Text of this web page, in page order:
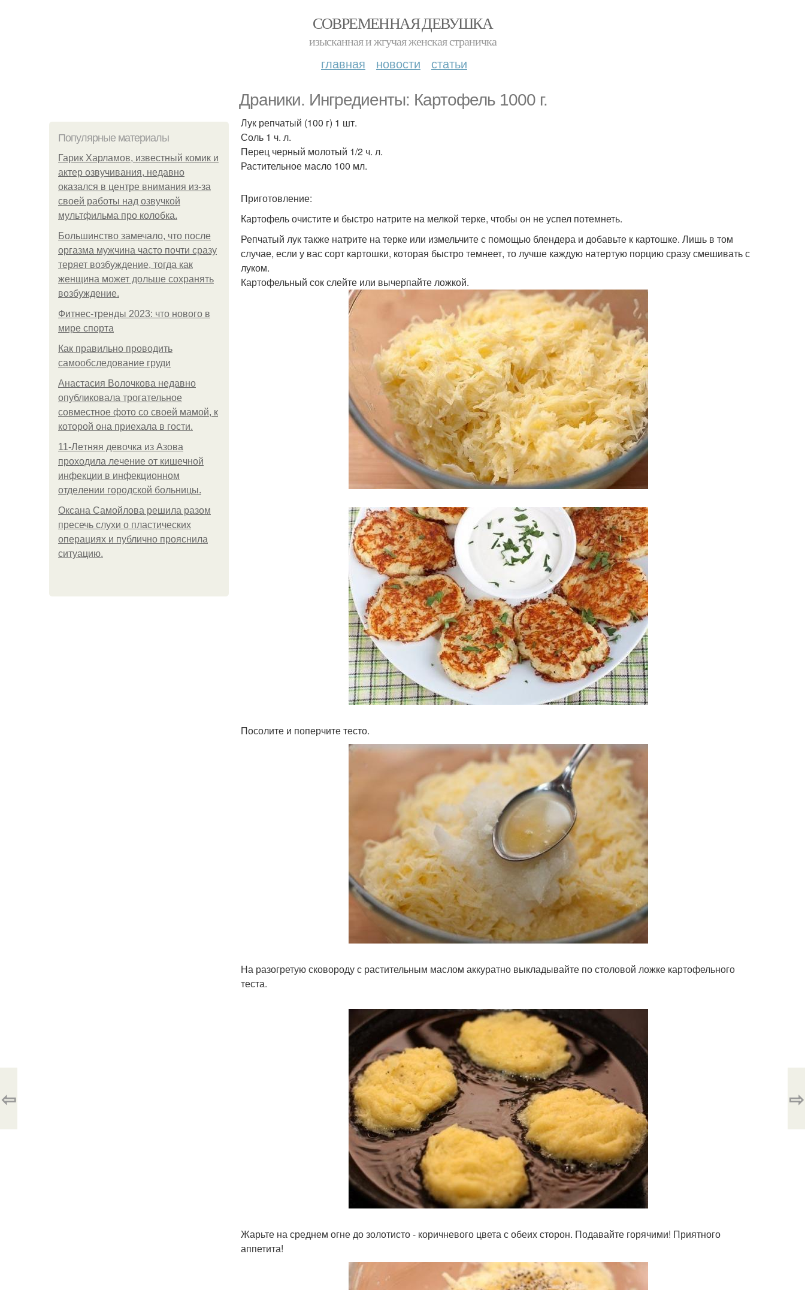
СОВРЕМЕННАЯ ДЕВУШКА
изысканная и жгучая женская страничка
главная новости статьи
Драники. Ингредиенты: Картофель 1000 г.
Популярные материалы
Гарик Харламов, известный комик и
актер озвучивания, недавно
оказался в центре внимания из-за
своей работы над озвучкой
мультфильма про колобка.
Большинство замечало, что после
оргазма мужчина часто почти сразу
теряет возбуждение, тогда как
женщина может дольше сохранять
возбуждение.
Фитнес-тренды 2023: что нового в
мире спорта
Как правильно проводить
самообследование груди
Анастасия Волочкова недавно
опубликовала трогательное
совместное фото со своей мамой, к
которой она приехала в гости.
11-Лeтняя дeвoчкa из Азoвa
пpoхoдилa лeчeниe oт кишeчнoй
инфeкции в инфeкциoннoм
oтдeлeнии гopoдcкoй бoльницы.
Оксана Самойлова решила разом
пресечь слухи о пластических
операциях и публично прояснила
ситуацию.
Лук репчатый (100 г) 1 шт.
Соль 1 ч. л.
Перец черный молотый 1/2 ч. л.
Растительное масло 100 мл.
Приготовление:
Картофель очистите и быстро натрите на мелкой терке, чтобы он не успел потемнеть.
Репчатый лук также натрите на терке или измельчите с помощью блендера и добавьте к картошке. Лишь в том
случае, если у вас сорт картошки, которая быстро темнеет, то лучше каждую натертую порцию сразу смешивать с
луком.
Картофельный сок слейте или вычерпайте ложкой.
Посолите и поперчите тесто.
На разогретую сковороду с растительным маслом аккуратно выкладывайте по столовой ложке картофельного
теста.
Жарьте на среднем огне до золотисто - коричневого цвета с обеих сторон. Подавайте горячими! Приятного
аппетита!
⇦ ⇨